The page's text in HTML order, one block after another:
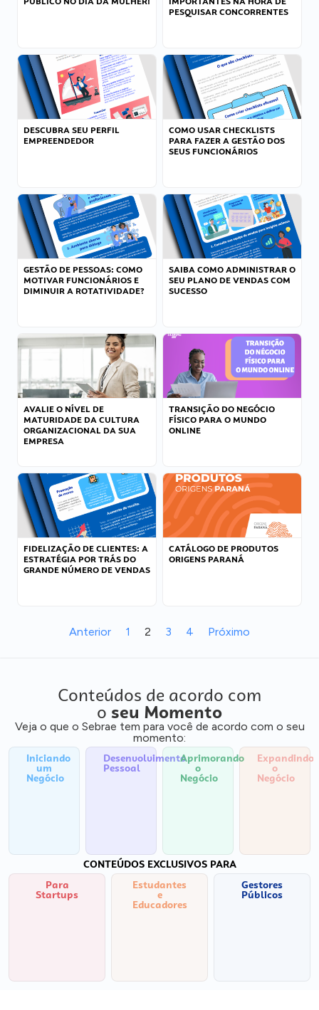
PESQUISAR CONCORRENTES
DESCUBRA SEU PERFIL
EMPREENDEDOR
COMO USAR CHECKLISTS
PARA FAZER A GESTÃO DOS
SEUS FUNCIONÁRIOS
GESTÃO DE PESSOAS: COMO
MOTIVAR FUNCIONÁRIOS E
DIMINUIR A ROTATIVIDADE?
SAIBA COMO ADMINISTRAR O
SEU PLANO DE VENDAS COM
SUCESSO
AVALIE O NÍVEL DE
MATURIDADE DA CULTURA
ORGANIZACIONAL DA SUA
EMPRESA
TRANSIÇÃO DO NEGÓCIO
FÍSICO PARA O MUNDO
ONLINE
FIDELIZAÇÃO DE CLIENTES: A
ESTRATÉGIA POR TRÁS DO
GRANDE NÚMERO DE VENDAS
CATÁLOGO DE PRODUTOS
ORIGENS PARANÁ
Anterior 1 2 3 4 Próximo
Conteúdos de acordo com
o seu Momento
Veja o que o Sebrae tem para você de acordo com o seu
momento:
Iniciando
um
Negócio
Desenvolvimento
Pessoal
Aprimorando
o
Negócio
Expandindo
o
Negócio
CONTEÚDOS EXCLUSIVOS PARA
Para
Startups
Estudantes
e
Educadores
Gestores
Públicos